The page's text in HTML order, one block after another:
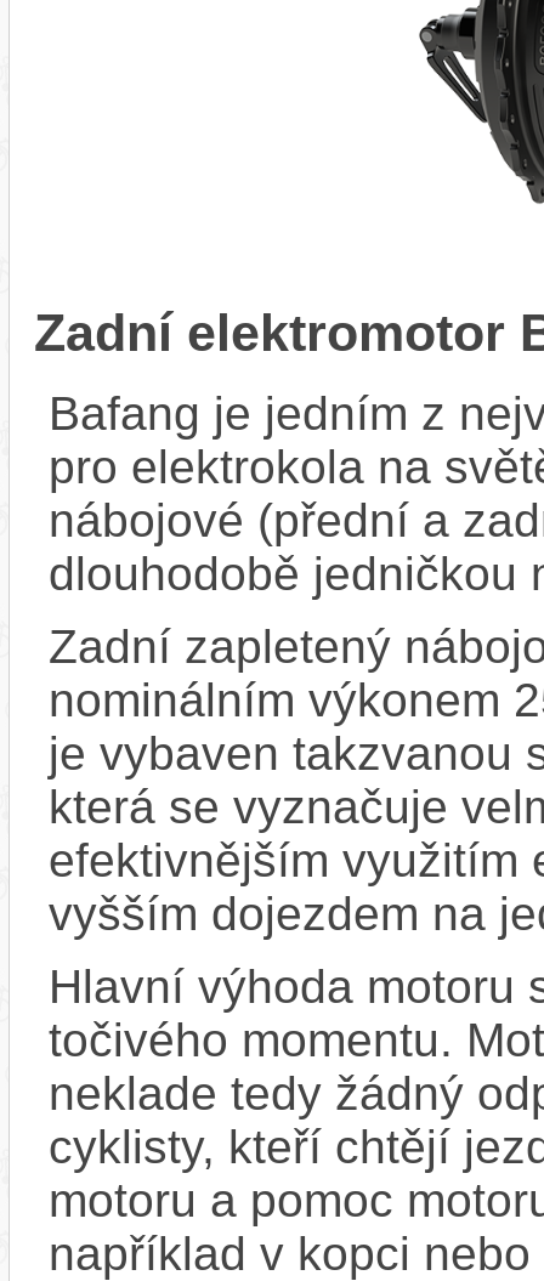
Zadní elektromotor
Bafang je jedním z
pro elektrokola na
nábojové (přední a
dlouhodobě jedničkou
Zadní zapletený
nominálním výkonem
je vybaven takzvanou
která se vyznačuje
efektivnějším využitím
vyšším dojezdem na
Hlavní výhoda motoru
točivého momentu.
neklade tedy žádný
cyklisty, kteří chtějí
motoru a pomoc
například v kopci